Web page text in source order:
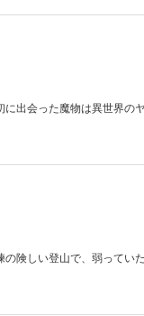
出会った魔物は異世界の
険しい登山で、弱ってい